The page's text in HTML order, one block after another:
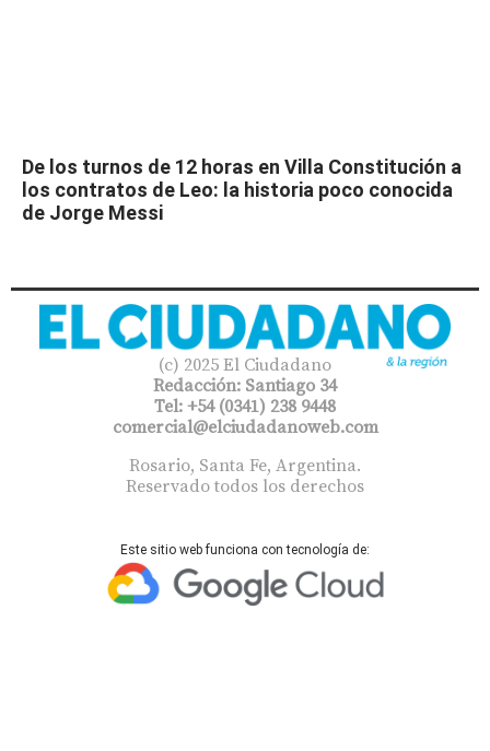
De los turnos de 12 horas en Villa Constitución a
los contratos de Leo: la historia poco conocida
de Jorge Messi
(c) 2025 El Ciudadano
Redacción: Santiago 34
Tel: +54 (0341) 238 9448
comercial@elciudadanoweb.com​
Rosario, Santa Fe, Argentina.
Reservado todos los derechos
Este sitio web funciona con tecnología de: